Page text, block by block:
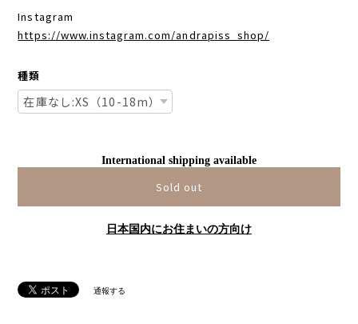
Instagram
https://www.instagram.com/andrapiss_shop/
種類
International shipping available
Sold out
日本国内にお住まいの方向け
通報する